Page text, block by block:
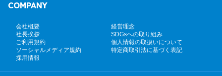
COMPANY
会社概要
経営理念
社長挨拶
SDGsへの取り組み
ご利用規約
個人情報の取扱いについて
ソーシャルメディア規約
特定商取引法に基づく表記
採用情報